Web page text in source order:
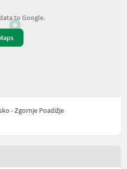
to Google.
- Zgornje Poadižje